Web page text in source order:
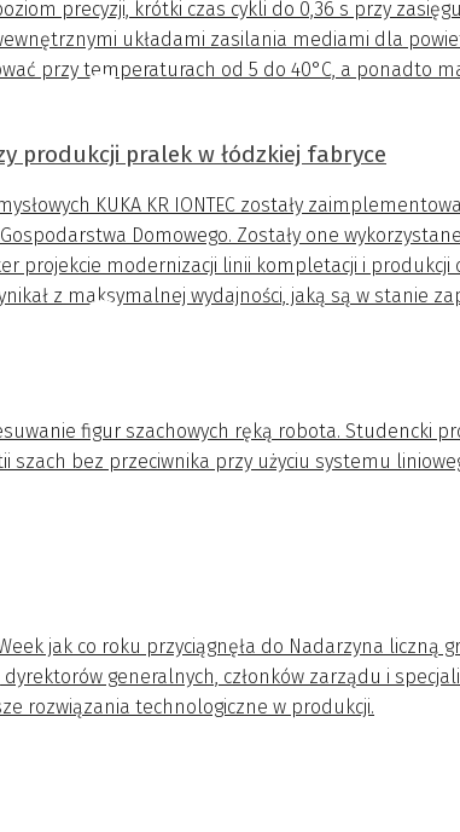
precyzji, krótki czas cykli do 0,36 s przy
układami zasilania mediami dla
przy temperaturach od 5 do 40°C, a ponadto
produkcji pralek w łódzkiej fabryce
KUKA KR IONTEC zostały
Domowego. Zostały one
projekcie modernizacji linii kompletacji i produkcji
z maksymalnej wydajności, jaką są w stanie
figur szachowych ręką robota. Studencki
szach bez przeciwnika przy użyciu systemu
jak co roku przyciągnęła do Nadarzyna liczną
generalnych, członków zarządu i
rozwiązania technologiczne w produkcji.